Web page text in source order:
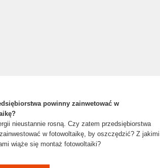
powinny zainwetować w
nieustannie rosną. Czy zatem przedsiębiorstwa
w fotowoltaikę, by oszczędzić? Z jakimi
wiąże się montaż fotowoltaiki?